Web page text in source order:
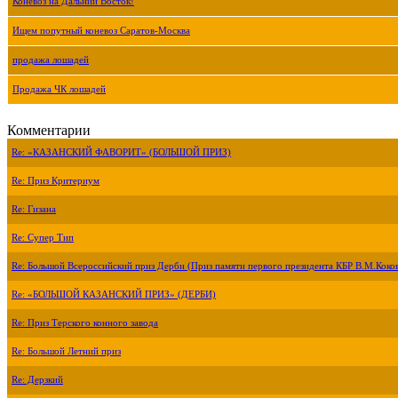
Ищем попутный коневоз Саратов-Москва
продажа лошадей
Продажа ЧК лошадей
Комментарии
Re: «КАЗАНСКИЙ ФАВОРИТ» (БОЛЬШОЙ ПРИЗ)
Re: Приз Критериум
Re: Гизана
Re: Супер Тип
Re: Большой Всероссийский приз Дерби (Приз памяти первого президента КБР
Re: «БОЛЬШОЙ КАЗАНСКИЙ ПРИЗ» (ДЕРБИ)
Re: Приз Терского конного завода
Re: Большой Летний приз
Re: Дерзкий